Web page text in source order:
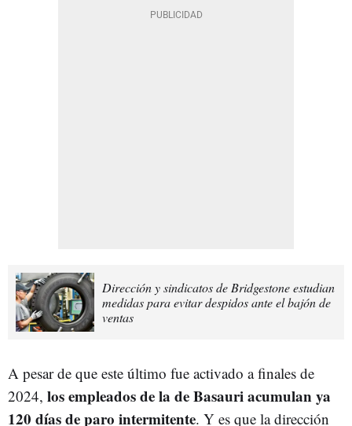
Dirección y sindicatos de Bridgestone estudian
medidas para evitar despidos ante el bajón de
ventas
A pesar de que este último fue activado a finales de
2024, los empleados de la de Basauri acumulan ya
120 días de paro intermitente. Y es que la dirección